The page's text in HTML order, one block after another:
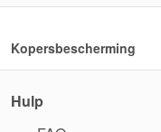
Kopersbescherming
Hulp